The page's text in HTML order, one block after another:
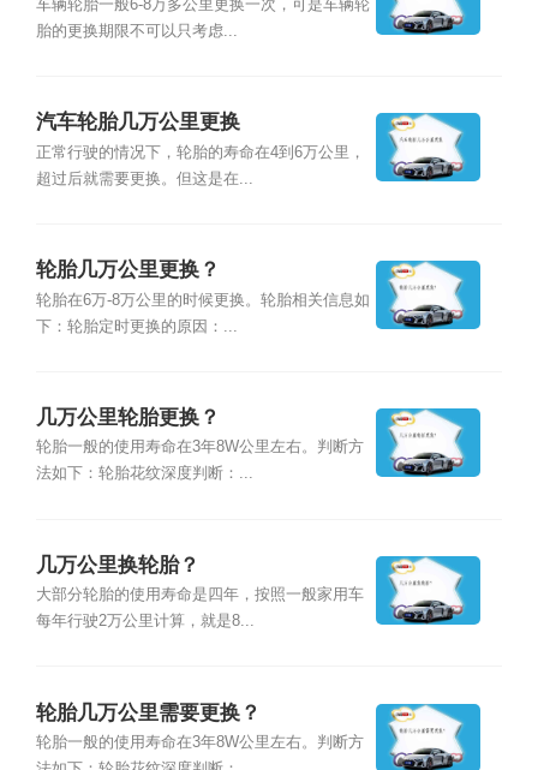
车辆轮胎一般6-8万多公里更换一次，可是车辆轮
胎的更换期限不可以只考虑...
汽车轮胎几万公里更换
正常行驶的情况下，轮胎的寿命在4到6万公里，
超过后就需要更换。但这是在...
轮胎几万公里更换？
轮胎在6万-8万公里的时候更换。轮胎相关信息如
下：轮胎定时更换的原因：...
几万公里轮胎更换？
轮胎一般的使用寿命在3年8W公里左右。判断方
法如下：轮胎花纹深度判断：...
几万公里换轮胎？
大部分轮胎的使用寿命是四年，按照一般家用车
每年行驶2万公里计算，就是8...
轮胎几万公里需要更换？
轮胎一般的使用寿命在3年8W公里左右。判断方